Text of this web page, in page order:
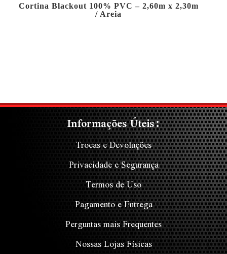
Cortina Blackout 100% PVC – 2,60m x 2,30m
/ Areia
Informações Úteis:
Trocas e Devoluções
Privacidade e Segurança
Termos de Uso
Pagamento e Entrega
Perguntas mais Frequentes
Nossas Lojas Físicas